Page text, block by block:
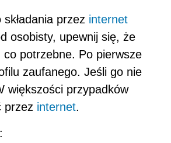
przez internet
osobisty, upewnij się, że
potrzebne. Po pierwsze
zaufanego. Jeśli go nie
większości przypadków
przez internet.